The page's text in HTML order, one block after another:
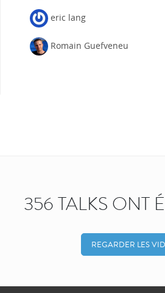
eric lang
Romain Guefveneu
356 TALKS ONT
REGARDER LES